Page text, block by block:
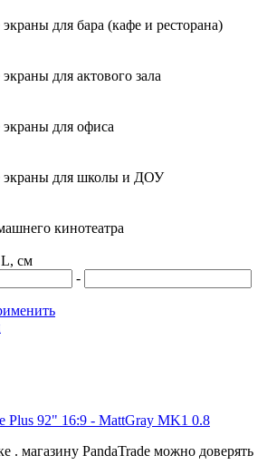
для бара (кафе и ресторана)
для актового зала
для офиса
для школы и ДОУ
кинотеатра
см
-
Plus 92" 16:9 - MattGray MK1 0.8
. магазину PandaTrade можно доверять